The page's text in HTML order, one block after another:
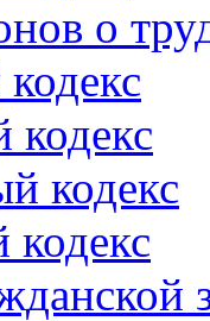
о
кодекс